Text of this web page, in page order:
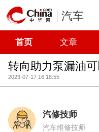
汽车
首页 文章
转向助力泵漏油可
2023-07-17 16:18:55
汽修技师
汽车维修技师